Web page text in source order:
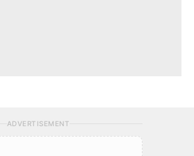
ADVERTISEMENT